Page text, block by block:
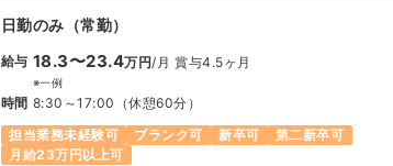
日勤のみ（常勤）
給与 18.3〜23.4万円/月 賞与4.5ヶ月
※一例
時間 8:30～17:00 （休憩60分）
担当業務未経験可
ブランク可 新卒可
第二新卒可
月給23万円以上可